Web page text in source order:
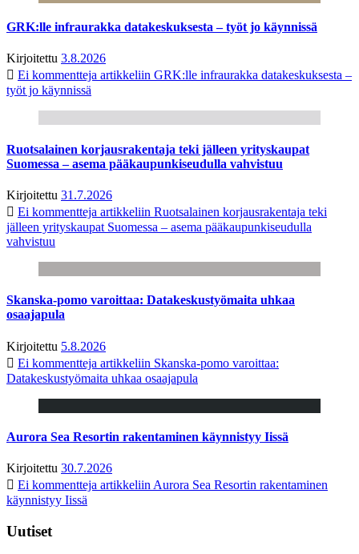
GRK:lle infraurakka datakeskuksesta – työt jo käynnissä
Kirjoitettu 3.8.2026
Ei kommentteja artikkeliin GRK:lle infraurakka datakeskuksesta –
työt jo käynnissä
Ruotsalainen korjausrakentaja teki jälleen yrityskaupat
Suomessa – asema pääkaupunkiseudulla vahvistuu
Kirjoitettu 31.7.2026
Ei kommentteja artikkeliin Ruotsalainen korjausrakentaja teki
jälleen yrityskaupat Suomessa – asema pääkaupunkiseudulla
vahvistuu
Skanska-pomo varoittaa: Datakeskustyömaita uhkaa
osaajapula
Kirjoitettu 5.8.2026
Ei kommentteja artikkeliin Skanska-pomo varoittaa:
Datakeskustyömaita uhkaa osaajapula
Aurora Sea Resortin rakentaminen käynnistyy Iissä
Kirjoitettu 30.7.2026
Ei kommentteja artikkeliin Aurora Sea Resortin rakentaminen
käynnistyy Iissä
Uutiset